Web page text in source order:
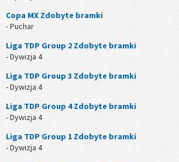
Copa MX Zdobyte bramki
- Puchar
Liga TDP Group 2 Zdobyte bramki
- Dywizja 4
Liga TDP Group 3 Zdobyte bramki
- Dywizja 4
Liga TDP Group 4 Zdobyte bramki
- Dywizja 4
Liga TDP Group 1 Zdobyte bramki
- Dywizja 4